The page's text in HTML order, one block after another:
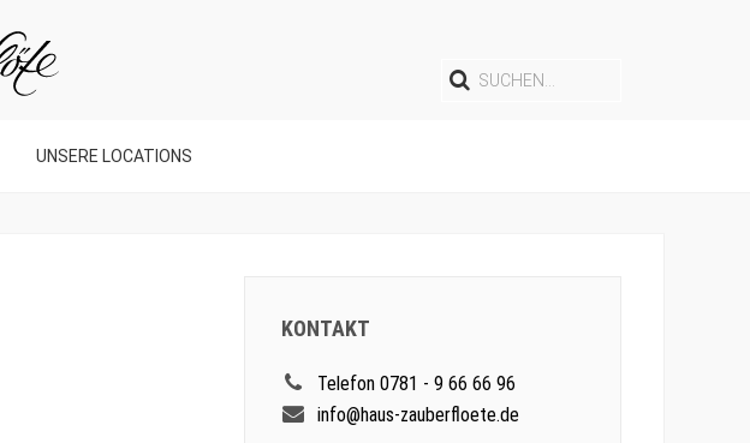
UNSERE LOCATIONS
KONTAKT
Telefon 0781 - 9 66 66 96
info@haus-zauberfloete.de